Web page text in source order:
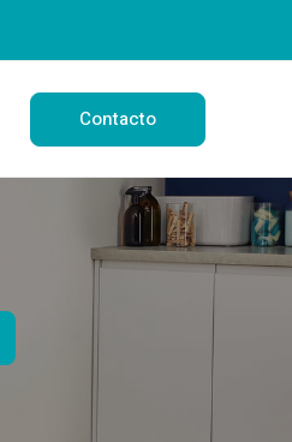
Contacto